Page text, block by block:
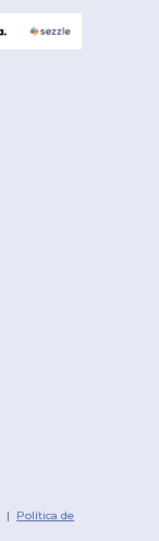
| Política de